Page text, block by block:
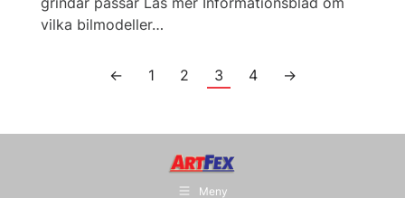
vilka bilmodeller…
← 1 2 3 4 →
Meny